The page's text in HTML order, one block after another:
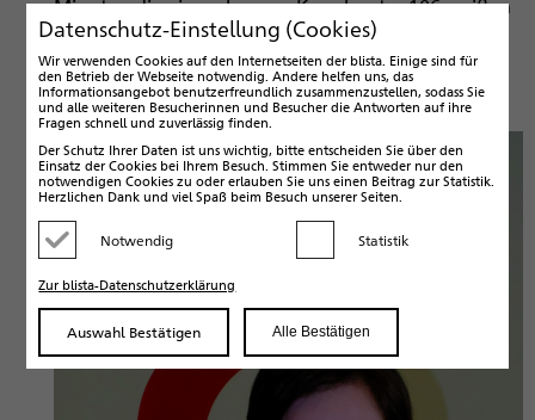
Minuten die eine schwarze Kugel unter 106 weißen
gefunden oder Herrn Feldtmanns Erläuterungen
gelauscht hatte, so wurde aus einem großen
Fragezeichen nicht selten ein solides
Ausrufezeichen.
Datenschutz-Einstellung (Cookies)
Wir verwenden Cookies auf den Internetseiten der blista. Einige sind für
den Betrieb der Webseite notwendig. Andere helfen uns, das
Informationsangebot benutzerfreundlich zusammenzustellen, sodass Sie
und alle weiteren Besucherinnen und Besucher die Antworten auf ihre
Fragen schnell und zuverlässig finden.
Der Schutz Ihrer Daten ist uns wichtig, bitte entscheiden Sie über den
Einsatz der Cookies bei Ihrem Besuch. Stimmen Sie entweder nur den
notwendigen Cookies zu oder erlauben Sie uns einen Beitrag zur Statistik.
Herzlichen Dank und viel Spaß beim Besuch unserer Seiten.
Notwendig Statistik
Zur blista-Datenschutzerklärung
Auswahl Bestätigen Alle Bestätigen